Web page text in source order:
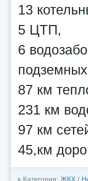
13
5 ЦТП,
6
87 км
231 км
97 км
45,км
Категория: ЖКХ /